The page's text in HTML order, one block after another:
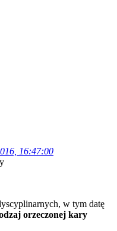
16:47:00
w tym datę
orzeczonej kary